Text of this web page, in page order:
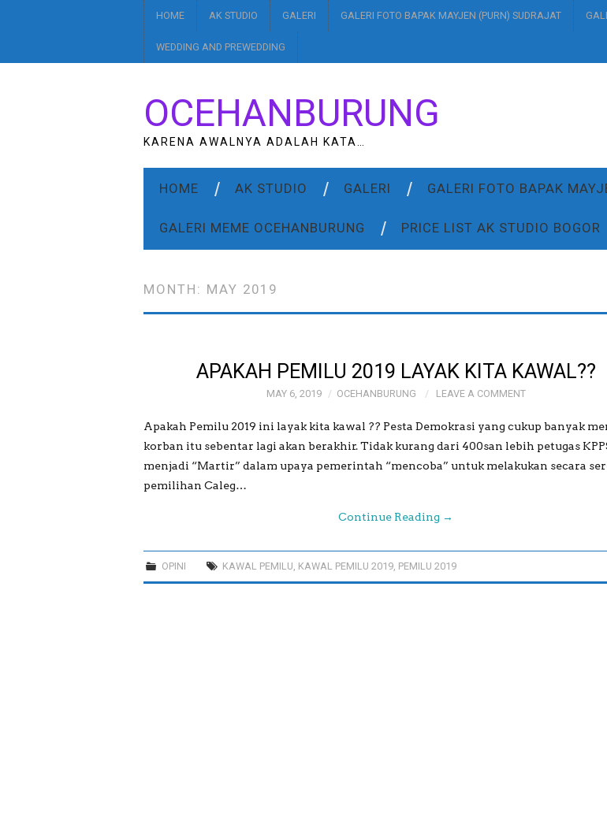
HOME AK STUDIO GALERI GALERI FOTO BAPAK MAYJEN (PURN) SUDRAJAT
WEDDING AND PREWEDDING
OCEHANBURUNG
KARENA AWALNYA ADALAH KATA…
HOME AK STUDIO GALERI GALERI FOTO BAPAK
GALERI MEME OCEHANBURUNG PRICE LIST AK STUDIO BOGOR
MONTH: MAY 2019
APAKAH PEMILU 2019 LAYAK KITA KAWAL??
MAY 6, 2019 OCEHANBURUNG LEAVE A COMMENT
Apakah Pemilu 2019 ini layak kita kawal ?? Pesta Demokrasi yang cukup banyak
korban itu sebentar lagi akan berakhir. Tidak kurang dari 400san lebih petugas
menjadi “Martir” dalam upaya pemerintah “mencoba” untuk melakukan secara
pemilihan Caleg…
Continue Reading →
OPINI KAWAL PEMILU KAWAL PEMILU 2019 PEMILU 2019